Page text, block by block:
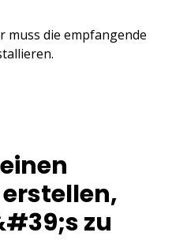
muss die empfangende
zu